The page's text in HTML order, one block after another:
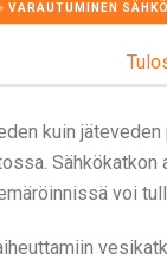
VARAUTUMINEN
kuin
Sähkökatkon
voi